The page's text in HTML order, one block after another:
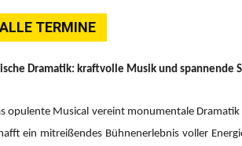
ALLE TERMINE
Dramatik: kraftvolle Musik und spannende
opulente Musical vereint monumentale
ein mitreißendes Bühnenerlebnis voller